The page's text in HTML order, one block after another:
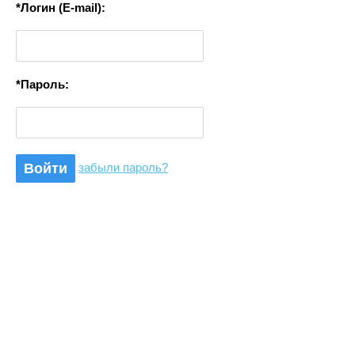
*Логин (E-mail):
*Пароль:
Войти забыли пароль?